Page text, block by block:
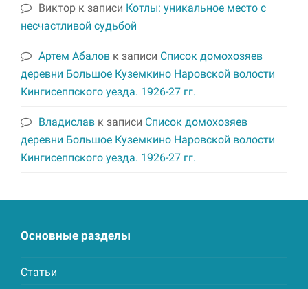
Виктор к записи Котлы: уникальное место с
несчастливой судьбой
Артем Абалов к записи Список домохозяев
деревни Большое Куземкино Наровской волости
Кингисеппского уезда. 1926-27 гг.
Владислав к записи Список домохозяев
деревни Большое Куземкино Наровской волости
Кингисеппского уезда. 1926-27 гг.
Основные разделы
Статьи